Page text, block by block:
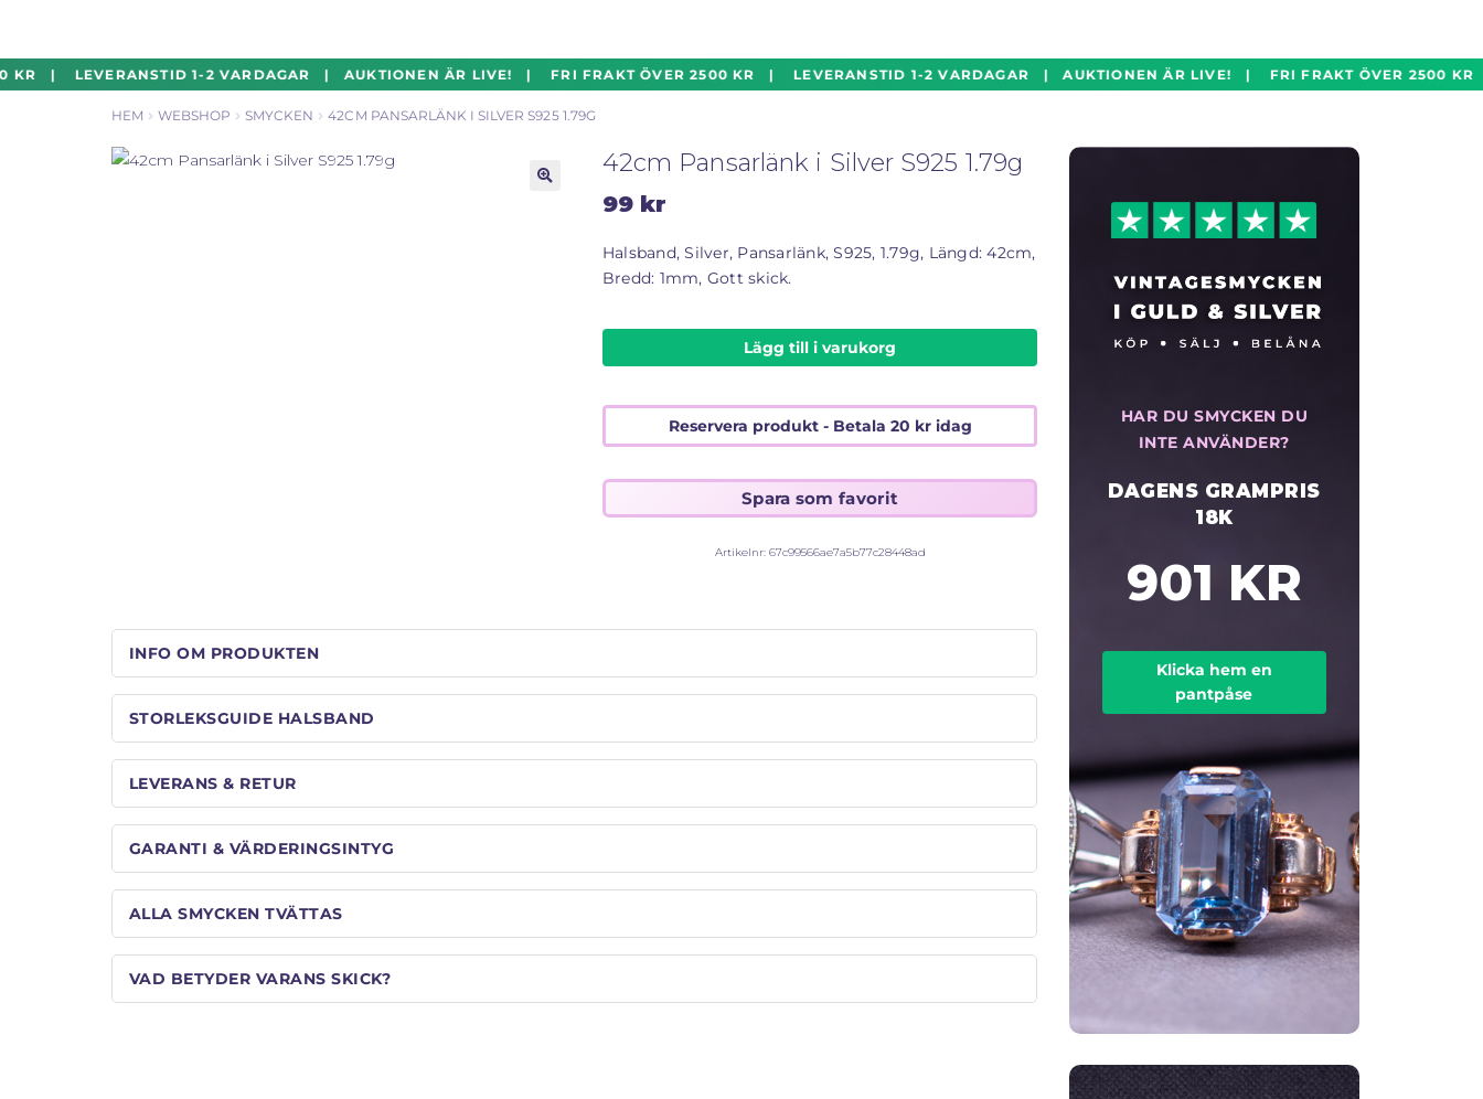
Hoppa
till
navigering
Hoppa
till
innehåll
| LEVERANSTID 1-2 VARDAGAR | AUKTIONEN ÄR LIVE! | FRI FRAKT ÖVER 2500 KR | LEVERANSTID 1-2 VARDAGAR | AUKTIONEN ÄR LIVE! | FRI FRAKT ÖVER
HEM WEBSHOP SMYCKEN 42CM PANSARLÄNK I SILVER S925 1.79G
42cm Pansarlänk i Silver S925 1.79g
99 kr
Halsband, Silver, Pansarlänk, S925, 1.79g, Längd: 42cm,
Bredd: 1mm, Gott skick.
Lägg till i varukorg
Reservera produkt - Betala 20 kridag
Artikelnr: 67c99566ae7a5b77c28448ad
INFO OM PRODUKTEN
STORLEKSGUIDE HALSBAND
LEVERANS & RETUR
GARANTI & VÄRDERINGSINTYG
ALLA SMYCKEN TVÄTTAS
VAD BETYDER VARANS SKICK?
HAR DU SMYCKEN DU
INTE ANVÄNDER?
DAGENS GRAMPRIS
18K
901 KR
Klicka hem en
pantpåse